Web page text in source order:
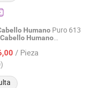
Humano Puro 613
Cabello Humano
/ Pieza
2015